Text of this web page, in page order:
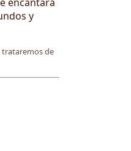
y
trataremos de